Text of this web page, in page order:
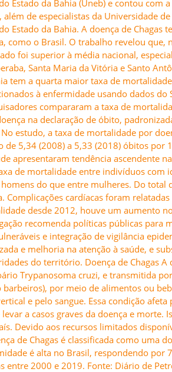
Estado da Bahia (Uneb) e contou com
além de especialistas da Universidade
Estado da Bahia. A doença de Chagas
como o Brasil. O trabalho revelou que,
foi superior à média nacional,
Santa Maria da Vitória e Santo
tem a quarta maior taxa de
à enfermidade usando dados do
compararam a taxa de
na declaração de óbito,
estudo, a taxa de mortalidade por
de 5,34 (2008) a 5,33 (2018) óbitos por
apresentaram tendência ascendente
de mortalidade entre indivíduos com
do que entre mulheres. Do total
Complicações cardíacas foram
desde 2012, houve um aumento
recomenda políticas públicas para
e integração de vigilância
e melhoria na atenção à saúde, e
do território. Doença de Chagas A
Trypanosoma cruzi, e transmitida
barbeiros), por meio de alimentos ou
e pelo sangue. Essa condição
a casos graves da doença e morte.
Devido aos recursos limitados
de Chagas é classificada como uma
é alta no Brasil, respondendo por
entre 2000 e 2019. Fonte: Diário de